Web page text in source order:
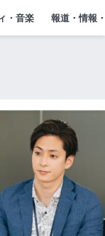
・音楽 報道・情報